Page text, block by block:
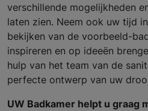
verschillende mogelijkheden
laten zien. Neem ook uw tijd
bekijken van de voorbeeld-
inspireren en op ideeën
hulp van het team van de
perfecte ontwerp van uw
UW Badkamer helpt u graag